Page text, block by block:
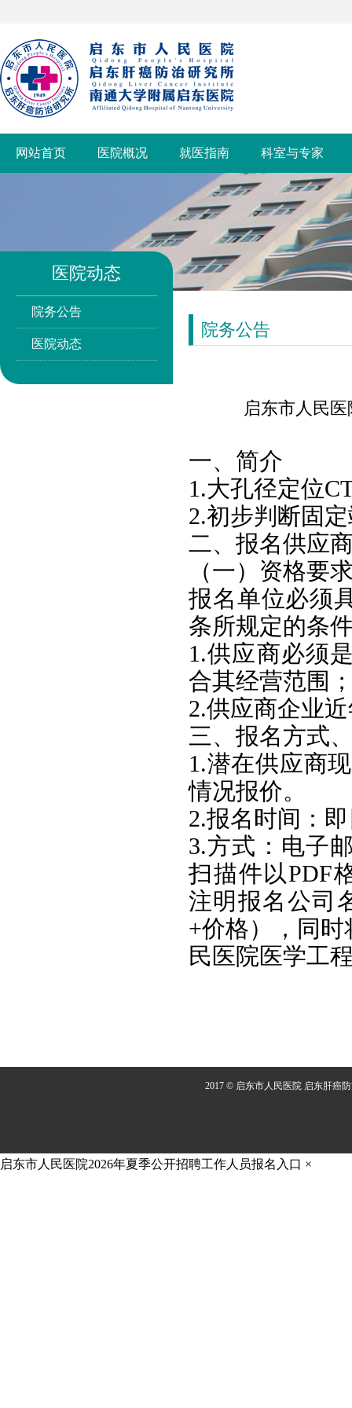
网站首页 医院概况 就医指南 科室与专家
医院动态
院务公告
医院动态
院务公告
启东市人民
一、简介
1.大孔径定位
2.初步判断固
二、报名供应
（一）资格要
报名单位必须
条所规定的条
1.供应商必须
合其经营范围
2.供应商企业
三、报名方式
1.潜在供应商
情况报价。
2.报名时间：
3.方式：电子
扫描件以PDF
注明报名公司
+价格），同
民医院医学工
2017 © 启东市人民医院 启东肝癌
启东市人民医院2026年夏季公开招聘工作人员报名入口 ×